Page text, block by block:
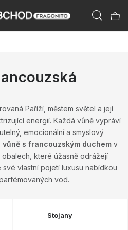
%
Paříží, městem světel a její
energií. Každá vůně vypráví
emocionální a smyslový
s francouzským duchem v
které úžasně odrážejí
vlastní pojetí luxusu nabídkou
vod.
Stojany